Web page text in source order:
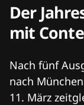
Der
mit
Nach fünf
nach
11. März